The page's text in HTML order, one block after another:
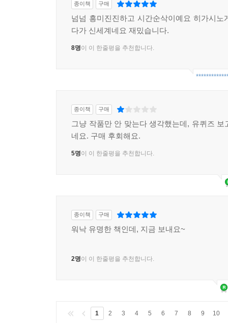
종이책 구매
넘넘 흥미진진하고 시간순삭이예요 히가시노
다가 신세계네요 재밌습니다.
8명이 이 한줄평을 추천합니다.
종이책 구매
그냥 작품만 안 맞는다 생각했는데, 유퀴즈 보
네요. 구매 후회해요.
5명이 이 한줄평을 추천합니다.
종이책 구매
워낙 유명한 책인데, 지금 보내요~
2명이 이 한줄평을 추천합니다.
1 2 3 4 5 6 7 8 9 10